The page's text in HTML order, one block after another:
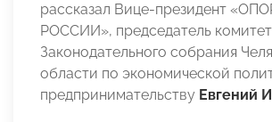
рассказал Вице-президент
РОССИИ», председатель
Законодательного собрания
области по экономической
предпринимательству Евгений